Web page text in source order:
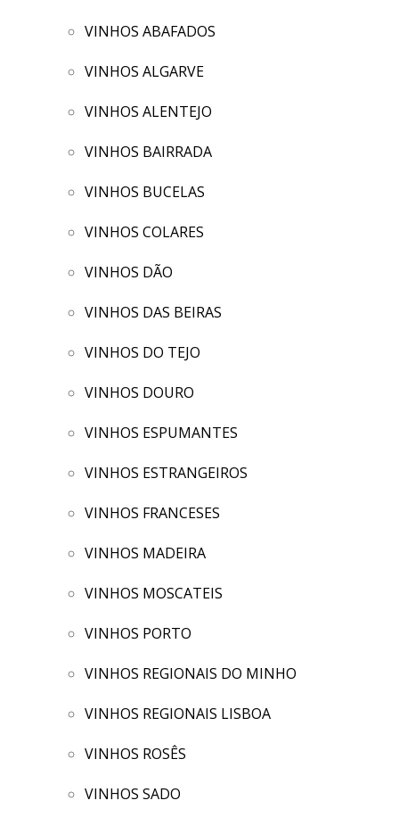
VINHOS ABAFADOS
VINHOS ALGARVE
VINHOS ALENTEJO
VINHOS BAIRRADA
VINHOS BUCELAS
VINHOS COLARES
VINHOS DÃO
VINHOS DAS BEIRAS
VINHOS DO TEJO
VINHOS DOURO
VINHOS ESPUMANTES
VINHOS ESTRANGEIROS
VINHOS FRANCESES
VINHOS MADEIRA
VINHOS MOSCATEIS
VINHOS PORTO
VINHOS REGIONAIS DO MINHO
VINHOS REGIONAIS LISBOA
VINHOS ROSÊS
VINHOS SADO